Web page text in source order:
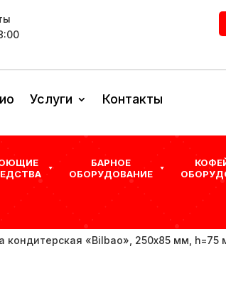
Услуги Контакты
БАРНОЕ
ОБОРУДОВАНИЕ
кондитерская «Bilbao», 250х85 мм, h=75